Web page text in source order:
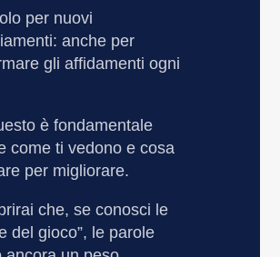
per nuovi
anche per
gli affidamenti ogni
è fondamentale
come ti vedono e cosa
per migliorare.
che, se conosci le
del gioco”, le parole